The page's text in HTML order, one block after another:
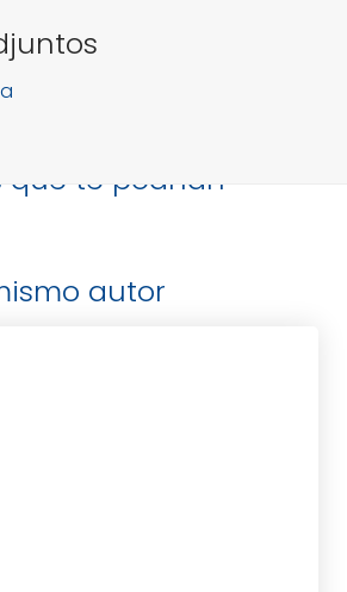
que te podrían
autor